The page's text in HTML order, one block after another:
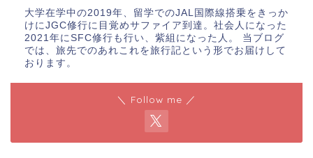
大学在学中の2019年、留学でのJAL国際線搭乗をきっか
けにJGC修行に目覚めサファイア到達。社会人になった
2021年にSFC修行も行い、紫組になった人。 当ブログ
では、旅先でのあれこれを旅行記という形でお届けして
おります。
＼ Follow me ／